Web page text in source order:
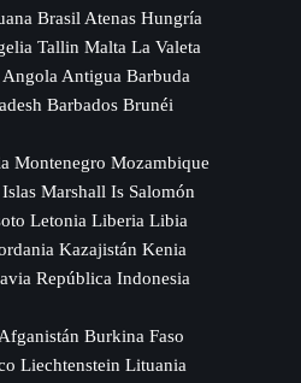
Brasil Atenas Hungría
Tallin Malta La Valeta
Antigua Barbuda
Barbados Brunéi
Montenegro Mozambique
Marshall Is Salomón
Letonia Liberia Libia
Kazajistán Kenia
República Indonesia
Burkina Faso
Liechtenstein Lituania